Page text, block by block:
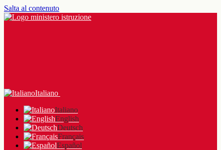
Salta al contenuto
Italiano
Italiano
English
Deutsch
Français
Español